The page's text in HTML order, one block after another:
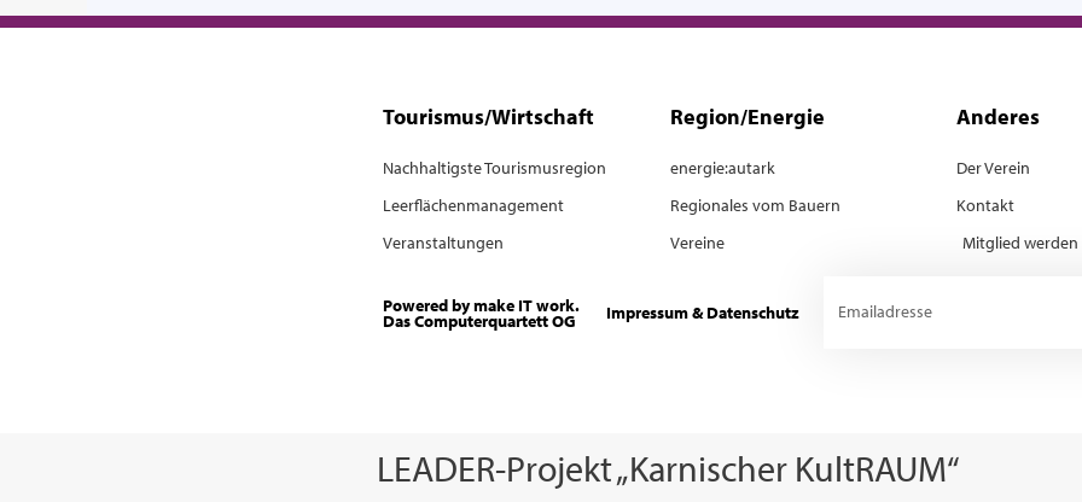
Tourismus/Wirtschaft
Nachhaltigste Tourismusregion
Leerflächenmanagement
Veranstaltungen
Region/Energie
energie:autark
Regionales vom Bauern
Vereine
Anderes
Der Verein
Kontakt
Mitglied werden
Powered by make IT work.
Das Computerquartett OG Impressum & Datenschutz
LEADER-Projekt „Karnischer KultRAUM“